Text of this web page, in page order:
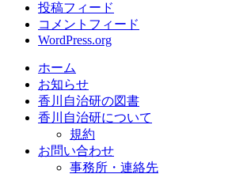
投稿フィード
コメントフィード
WordPress.org
ホーム
お知らせ
香川自治研の図書
香川自治研について
規約
お問い合わせ
事務所・連絡先